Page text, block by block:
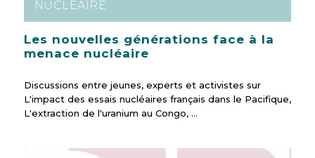
NUCLÉAIRE
Les nouvelles générations face à la
menace nucléaire
Discussions entre jeunes, experts et activistes sur
L'impact des essais nucléaires français dans le Pacifique,
L'extraction de l'uranium au Congo, …